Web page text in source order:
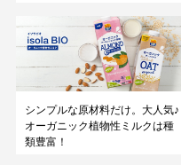
シンプルな原材料だけ。大人気♪
オーガニック植物性ミルクは種
類豊富！